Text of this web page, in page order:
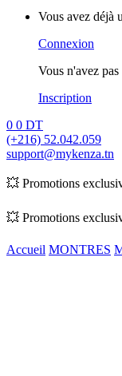
Vous avez déjà
Connexion
Vous n'avez
Inscription
0 0 DT
(+216) 52.042.059
support@mykenza.tn
💥 Promotions
💥 Promotions
Accueil MONTRES